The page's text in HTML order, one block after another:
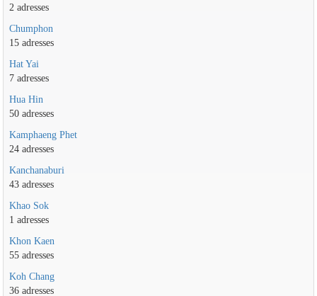
2 adresses
Chumphon
15 adresses
Hat Yai
7 adresses
Hua Hin
50 adresses
Kamphaeng Phet
24 adresses
Kanchanaburi
43 adresses
Khao Sok
1 adresses
Khon Kaen
55 adresses
Koh Chang
36 adresses